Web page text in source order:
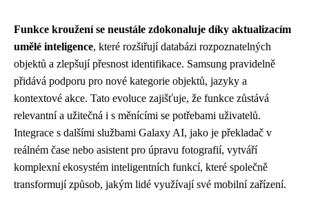
Funkce kroužení se neustále zdokonaluje díky aktualizacím
umělé inteligence, které rozšiřují databázi rozpoznatelných
objektů a zlepšují přesnost identifikace. Samsung pravidelně
přidává podporu pro nové kategorie objektů, jazyky a
kontextové akce. Tato evoluce zajišťuje, že funkce zůstává
relevantní a užitečná i s měnícími se potřebami uživatelů.
Integrace s dalšími službami Galaxy AI, jako je překladač v
reálném čase nebo asistent pro úpravu fotografií, vytváří
komplexní ekosystém inteligentních funkcí, které společně
transformují způsob, jakým lidé využívají své mobilní zařízení.